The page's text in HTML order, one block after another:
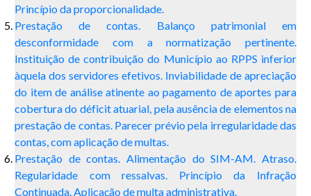
Princípio da proporcionalidade.
Prestação de contas. Balanço patrimonial em
desconformidade com a normatização pertinente.
Instituição de contribuição do Município ao RPPS inferior
àquela dos servidores efetivos. Inviabilidade de apreciação
do item de análise atinente ao pagamento de aportes para
cobertura do déficit atuarial, pela ausência de elementos na
prestação de contas. Parecer prévio pela irregularidade das
contas, com aplicação de multas.
Prestação de contas. Alimentação do SIM-AM. Atraso.
Regularidade com ressalvas. Princípio da Infração
Continuada. Aplicação de multa administrativa.